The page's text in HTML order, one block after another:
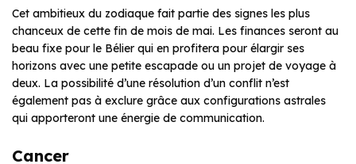
Cet ambitieux du zodiaque fait partie des signes les plus
chanceux de cette fin de mois de mai. Les finances seront au
beau fixe pour le Bélier qui en profitera pour élargir ses
horizons avec une petite escapade ou un projet de voyage à
deux. La possibilité d’une résolution d’un conflit n’est
également pas à exclure grâce aux configurations astrales
qui apporteront une énergie de communication.
Cancer